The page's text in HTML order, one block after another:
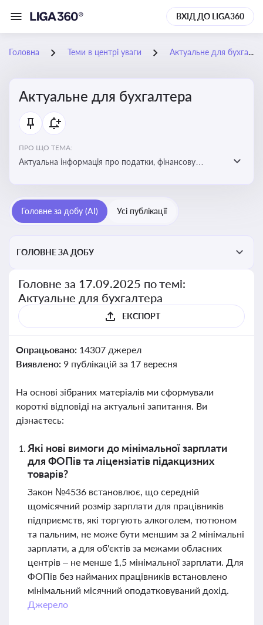
ВХІД ДО LIGA360
Головна Теми в центрі уваги Актуальне для бухгалтера
Актуальне для бухгалтера
ПРО ЩО ТЕМА:
Актуальна інформація про податки, фінансову
підприємств
Головне за добу (AI) Усі публікації
ГОЛОВНЕ ЗА ДОБУ
Головне за 17.09.2025 по темі:
Актуальне для бухгалтера
ЕКСПОРТ
Опрацьовано: 14307 джерел
Виявлено: 9 публікацій за 17 вересня
На основі зібраних матеріалів ми сформували
короткі відповіді на актуальні запитання. Ви
дізнаєтесь:
Які нові вимоги до мінімальної зарплати
для ФОПів та ліцензіатів підакцизних
товарів?
Закон №4536 встановлює, що середній
щомісячний розмір зарплати для працівників
підприємств, які торгують алкоголем, тютюном
та пальним, не може бути меншим за 2 мінімальні
зарплати, а для об'єктів за межами обласних
центрів – не менше 1,5 мінімальної зарплати. Для
ФОПів без найманих працівників встановлено
мінімальний місячний оподатковуваний дохід.
Джерело